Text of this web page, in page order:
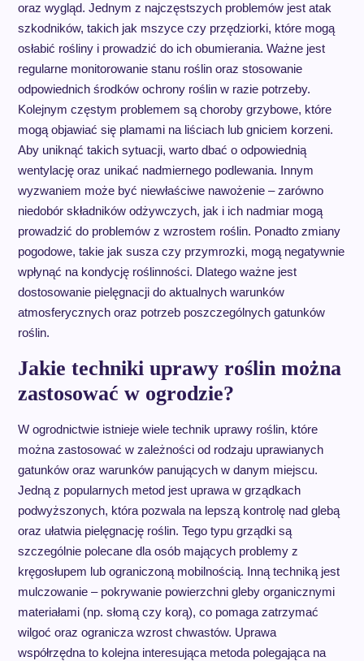
oraz wygląd. Jednym z najczęstszych problemów jest atak
szkodników, takich jak mszyce czy przędziorki, które mogą
osłabić rośliny i prowadzić do ich obumierania. Ważne jest
regularne monitorowanie stanu roślin oraz stosowanie
odpowiednich środków ochrony roślin w razie potrzeby.
Kolejnym częstym problemem są choroby grzybowe, które
mogą objawiać się plamami na liściach lub gniciem korzeni.
Aby uniknąć takich sytuacji, warto dbać o odpowiednią
wentylację oraz unikać nadmiernego podlewania. Innym
wyzwaniem może być niewłaściwe nawożenie – zarówno
niedobór składników odżywczych, jak i ich nadmiar mogą
prowadzić do problemów z wzrostem roślin. Ponadto zmiany
pogodowe, takie jak susza czy przymrozki, mogą negatywnie
wpłynąć na kondycję roślinności. Dlatego ważne jest
dostosowanie pielęgnacji do aktualnych warunków
atmosferycznych oraz potrzeb poszczególnych gatunków
roślin.
Jakie techniki uprawy roślin można
zastosować w ogrodzie?
W ogrodnictwie istnieje wiele technik uprawy roślin, które
można zastosować w zależności od rodzaju uprawianych
gatunków oraz warunków panujących w danym miejscu.
Jedną z popularnych metod jest uprawa w grządkach
podwyższonych, która pozwala na lepszą kontrolę nad glebą
oraz ułatwia pielęgnację roślin. Tego typu grządki są
szczególnie polecane dla osób mających problemy z
kręgosłupem lub ograniczoną mobilnością. Inną techniką jest
mulczowanie – pokrywanie powierzchni gleby organicznymi
materiałami (np. słomą czy korą), co pomaga zatrzymać
wilgoć oraz ogranicza wzrost chwastów. Uprawa
współrzędna to kolejna interesująca metoda polegająca na